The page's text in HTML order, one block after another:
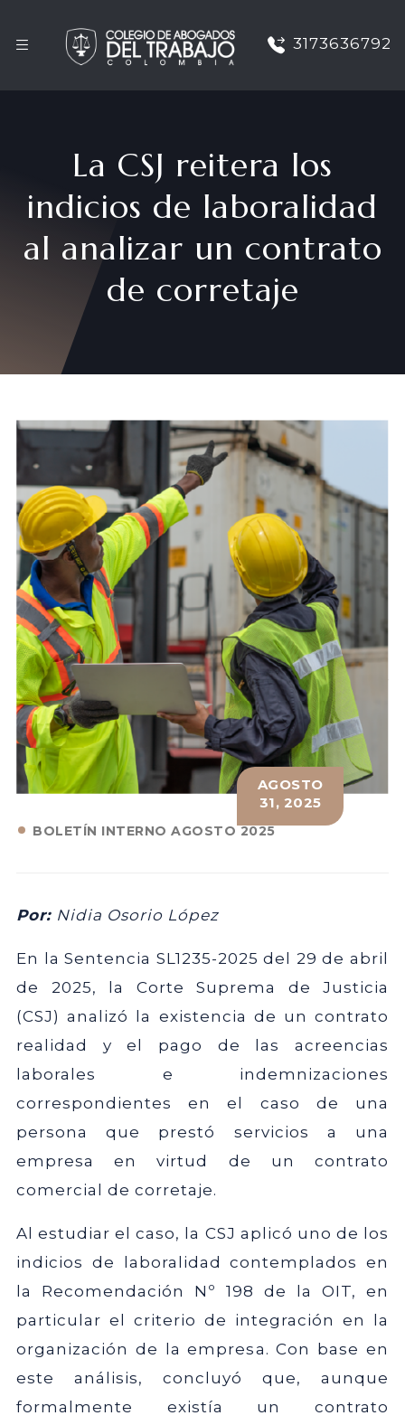
3173636792
La CSJ reitera los
indicios de laboralidad
al analizar un contrato
de corretaje
BOLETÍN INTERNO AGOSTO 2025
AGOSTO
31, 2025
Por: Nidia Osorio López
En la Sentencia SL1235-2025 del 29 de abril
de 2025, la Corte Suprema de Justicia
(CSJ) analizó la existencia de un contrato
realidad y el pago de las acreencias
laborales e indemnizaciones
correspondientes en el caso de una
persona que prestó servicios a una
empresa en virtud de un contrato
comercial de corretaje.
Al estudiar el caso, la CSJ aplicó uno de los
indicios de laboralidad contemplados en
la Recomendación Nº 198 de la OIT, en
particular el criterio de integración en la
organización de la empresa. Con base en
este análisis, concluyó que, aunque
formalmente existía un contrato